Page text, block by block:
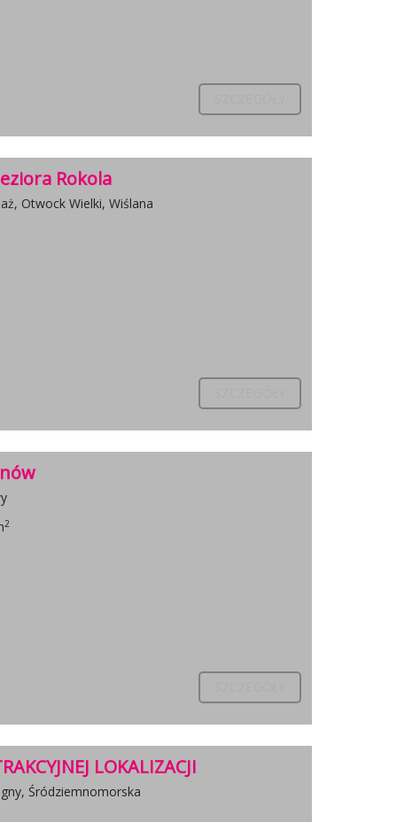
Rokola
Otwock Wielki, Wiślana
2
LOKALIZACJI
Śródziemnomorska